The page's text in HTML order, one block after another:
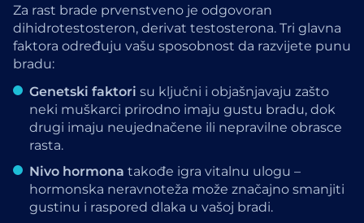
Za rast brade prvenstveno je odgovoran
dihidrotestosteron, derivat testosterona. Tri glavna
faktora određuju vašu sposobnost da razvijete punu
bradu:
Genetski faktori su ključni i objašnjavaju zašto
neki muškarci prirodno imaju gustu bradu, dok
drugi imaju neujednačene ili nepravilne obrasce
rasta.
Nivo hormona takođe igra vitalnu ulogu –
hormonska neravnoteža može značajno smanjiti
gustinu i raspored dlaka u vašoj bradi.